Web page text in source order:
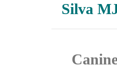
Silva